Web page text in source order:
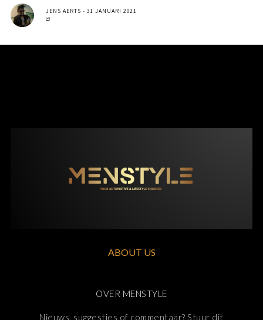
JENS AERTS 31 JANUARI 2021
ABOUT US
OVER MENSTYLE
Nieuws, suggesties of commentaar? Stuur dit